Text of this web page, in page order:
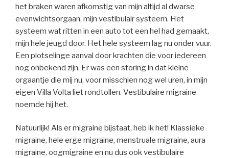
het braken waren afkomstig van mijn altijd al dwarse
evenwichtsorgaan, mijn vestibulair systeem. Het
systeem wat ritten in een auto tot een hel had gemaakt,
mijn hele jeugd door. Het hele systeem lag nu onder vuur.
Een plotselinge aanval door krachten die voor iedereen
nog onbekend zijn. Er was een storing in dat kleine
orgaantje die mij nu, voor misschien nog wel uren, in mijn
eigen Villa Volta liet rondtollen. Vestibulaire migraine
noemde hij het.
Natuurlijk! Als er migraine bijstaat, heb ik het! Klassieke
migraine, hele erge migraine, menstruale migraine, aura
migraine, oogmigraine en nu dus ook vestibulaire